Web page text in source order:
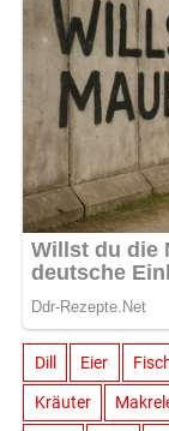
Dill Eier
Kräuter